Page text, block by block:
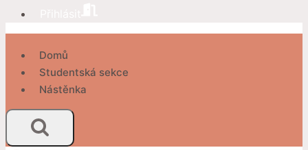
Domů
Studentská sekce
Nástěnka